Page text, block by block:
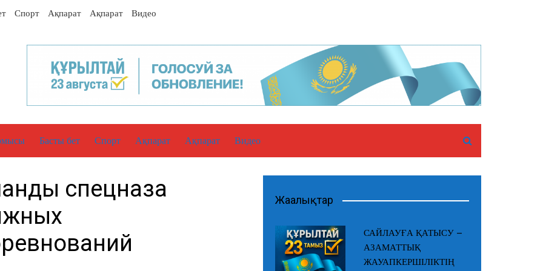
Спорт Ақпарат Ақпарат Видео
Басты бет Спорт Ақпарат Ақпарат Видео
спецназа
Жаңалықтар
САЙЛАУҒА ҚАТЫСУ –
АЗАМАТТЫҚ
ЖАУАПКЕРШІЛІКТІҢ